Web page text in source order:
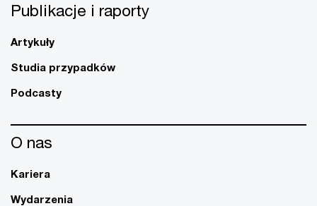
Publikacje i raporty
Artykuły
Studia przypadków
Podcasty
O nas
Kariera
Wydarzenia